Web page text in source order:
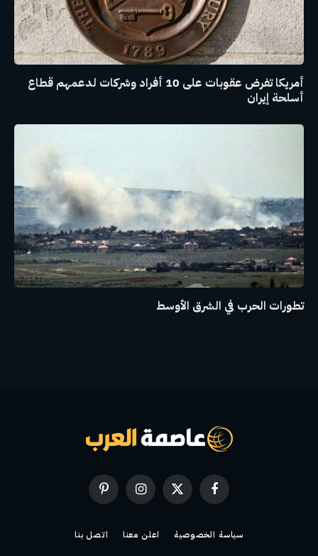
أمريكا تفرض عقوبات على 10 أفراد وشركات لدعمهم قطاع
أسلحة إيران
تطورات الحرب في الشرق الأوسط
فيسبوك
X
(Twitter)
الانستغرامبينتيريست
سياسة الخصوصية اعلن معنا اتصل بنا